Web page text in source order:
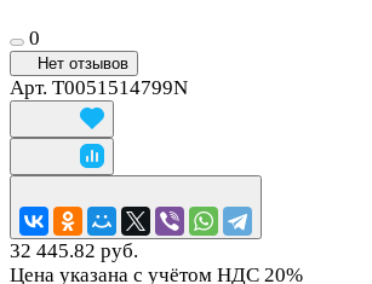
0
Нет отзывов
Арт. T0051514799N
32 445.82 руб.
Цена указана с учётом НДС 20%